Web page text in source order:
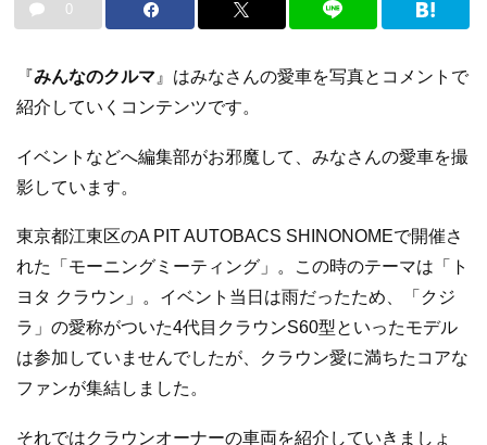
0
『みんなのクルマ 』はみなさんの愛車を写真とコメントで
紹介していくコンテンツです。
イベントなどへ編集部がお邪魔して、みなさんの愛車を撮
影しています。
東京都江東区のA PIT AUTOBACS SHINONOMEで開催さ
れた「モーニングミーティング」。この時のテーマは「ト
ヨタ クラウン」。イベント当日は雨だったため、「クジ
ラ」の愛称がついた4代目クラウンS60型といったモデル
は参加していませんでしたが、クラウン愛に満ちたコアな
ファンが集結しました。
それではクラウンオーナーの車両を紹介していきましょ